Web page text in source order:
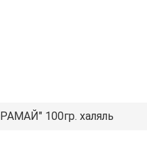
100гр. халяль